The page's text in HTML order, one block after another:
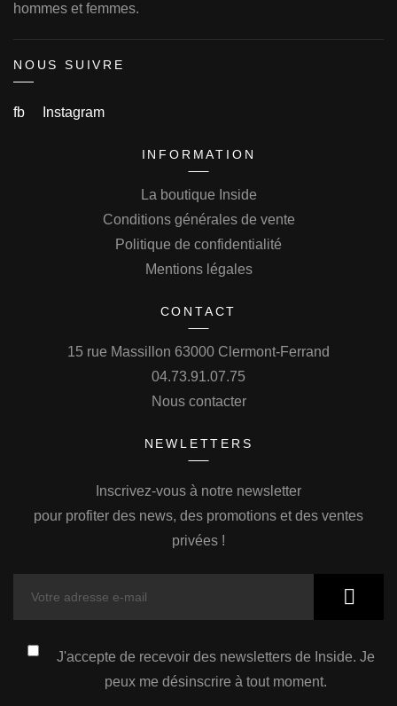
hommes et femmes.
NOUS SUIVRE
fb Instagram
INFORMATION
La boutique Inside
Conditions générales de vente
Politique de confidentialité
Mentions légales
CONTACT
15 rue Massillon 63000 Clermont-Ferrand
04.73.91.07.75
Nous contacter
NEWLETTERS
Inscrivez-vous à notre newsletter
pour profiter des news, des promotions et des ventes
privées !
J'accepte de recevoir des newsletters de Inside. Je
peux me désinscrire à tout moment.